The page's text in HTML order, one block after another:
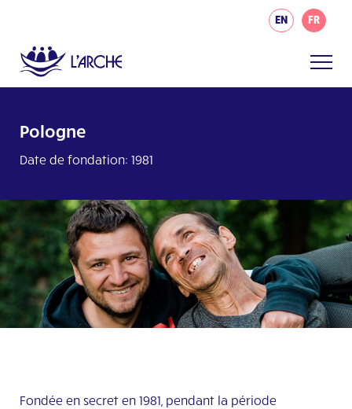
EN FR
Pologne
Date de fondation: 1981
Fondée en secret en 1981, pendant la période